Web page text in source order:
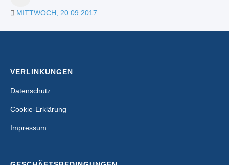
MITTWOCH, 20.09.2017
VERLINKUNGEN
Datenschutz
Cookie-Erklärung
Impressum